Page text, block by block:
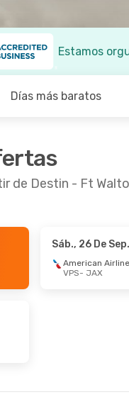
Estamos
Días más baratos
de Destin - Ft
Sáb., 26 De Sep.
American
VPS- JAX